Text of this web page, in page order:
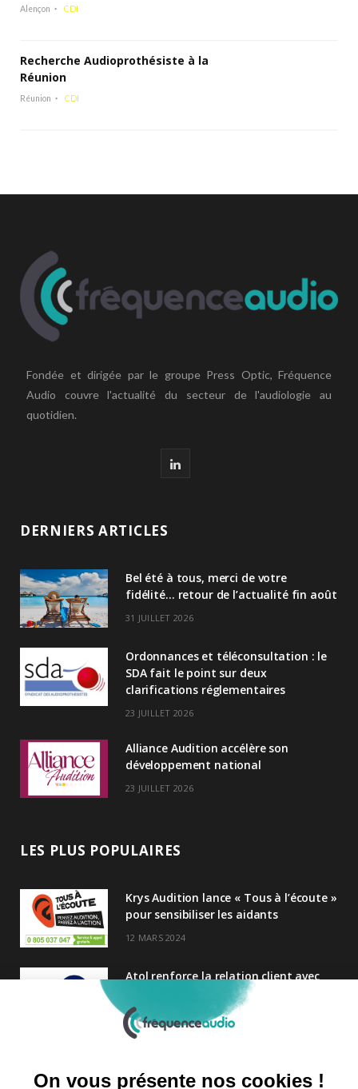
Alençon CDI
Recherche Audioprothésiste à la
Réunion
Réunion CDI
Fondée et dirigée par le groupe Press Optic, Fréquence
Audio couvre l'actualité du secteur de l'audiologie au
quotidien.
L
e
n
DERNIERS ARTICLES
Bel été à tous, merci de votre
fidélité… retour de l’actualité fin août
31 JUILLET 2026
Ordonnances et téléconsultation : le
SDA fait le point sur deux
clarifications réglementaires
23 JUILLET 2026
Alliance Audition accélère son
développement national
23 JUILLET 2026
LES PLUS POPULAIRES
Krys Audition lance « Tous à l’écoute »
pour sensibiliser les aidants
12 MARS 2024
Atol renforce la relation client avec
une nouvelle campagne axée sur la
satisfaction
25 FÉVRIER 2025
Audition Conseil